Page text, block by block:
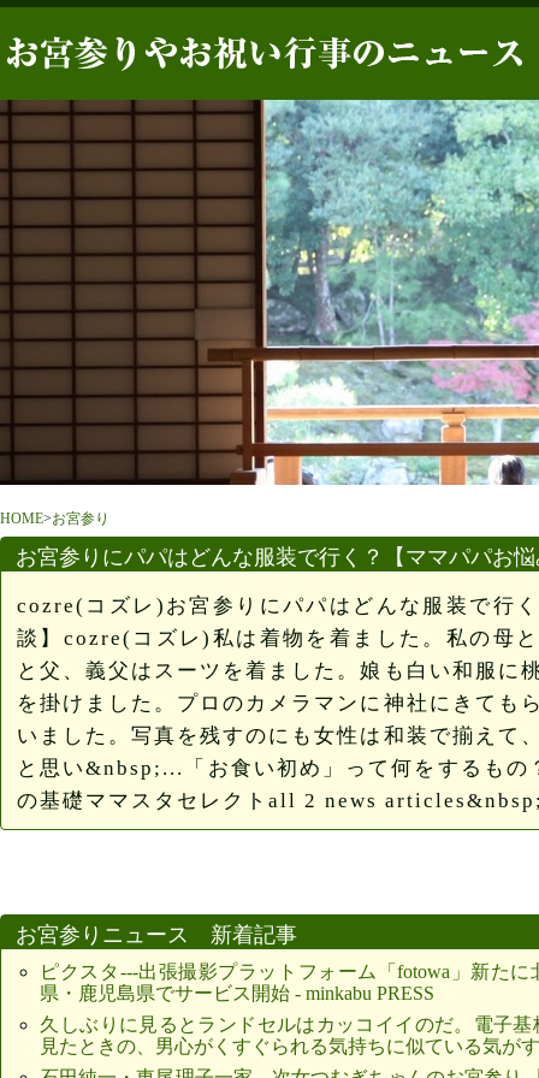
HOME>お宮参り
お宮参りにパパはどんな服装で行く？【ママパパお
cozre(コズレ)お宮参りにパパはどんな服装で行
談】cozre(コズレ)私は着物を着ました。私の母
と父、義父はスーツを着ました。娘も白い和服に
を掛けました。プロのカメラマンに神社にきても
いました。写真を残すのにも女性は和装で揃えて
と思い&nbsp;...「お食い初め」って何をするもの
の基礎ママスタセレクトall 2 news
お宮参りニュース 新着記事
ピクスタ---出張撮影プラットフォーム「fotowa」新た
県・鹿児島県でサービス開始 - minkabu PRESS
久しぶりに見るとランドセルはカッコイイのだ。電子
見たときの、男心がくすぐられる気持ちに似ている気が